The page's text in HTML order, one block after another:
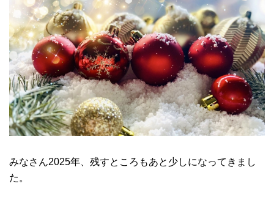
みなさん2025年、残すところもあと少しになってきまし
た。